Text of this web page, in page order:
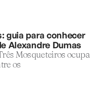
guia para conhecer
Alexandre Dumas
Mosqueteiros ocupa
os